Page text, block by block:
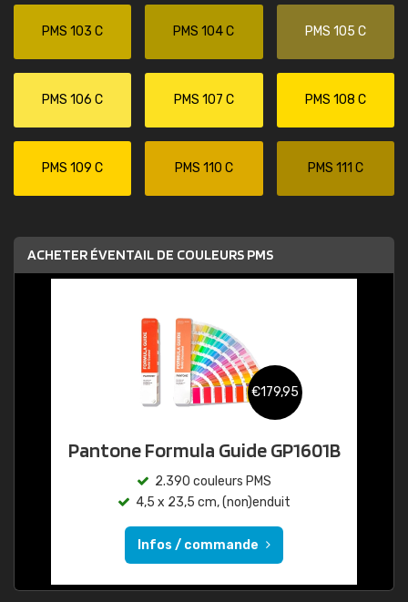
PMS 103 C PMS 104 C PMS 105 C
PMS 106 C PMS 107 C PMS 108 C
PMS 109 C PMS 110 C PMS 111 C
ACHETER ÉVENTAIL DE COULEURS PMS
€179,95
Pantone Formula Guide GP1601B
2.390 couleurs PMS
4,5 x 23,5 cm, (non)enduit
Infos / commande